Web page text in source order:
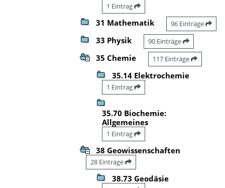
1 Eintrag
31 Mathematik 96 Einträge
33 Physik 90 Einträge
35 Chemie 117 Einträge
35.14 Elektrochemie
1 Eintrag
35.70 Biochemie:
Allgemeines
1 Eintrag
38 Geowissenschaften
28 Einträge
38.73 Geodäsie